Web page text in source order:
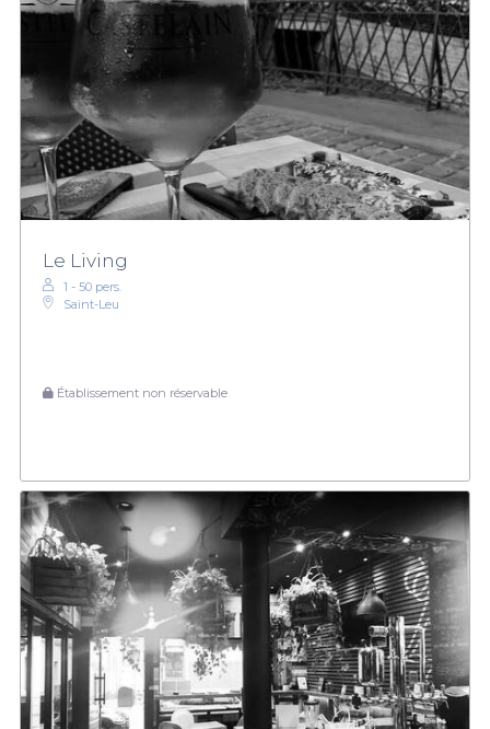
Le Living
1 - 50 pers.
Saint-Leu
Établissement non réservable